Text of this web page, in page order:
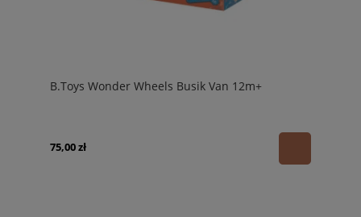
B.Toys Wonder Wheels Busik Van 12m+
75,00 zł